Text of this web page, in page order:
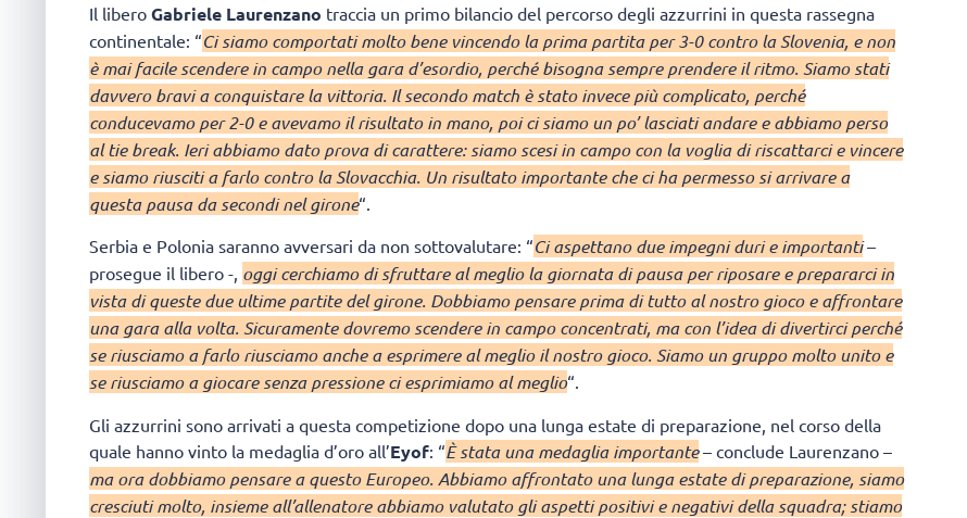
Il libero Gabriele Laurenzano traccia un primo bilancio del percorso degli azzurrini in questa rassegna
continentale: “Ci siamo comportati molto bene vincendo la prima partita per 3-0 contro la Slovenia, e non
è mai facile scendere in campo nella gara d’esordio, perché bisogna sempre prendere il ritmo. Siamo stati
davvero bravi a conquistare la vittoria. Il secondo match è stato invece più complicato, perché
conducevamo per 2-0 e avevamo il risultato in mano, poi ci siamo un po’ lasciati andare e abbiamo perso
al tie break. Ieri abbiamo dato prova di carattere: siamo scesi in campo con la voglia di riscattarci e vincere
e siamo riusciti a farlo contro la Slovacchia. Un risultato importante che ci ha permesso si arrivare a
questa pausa da secondi nel girone“.
Serbia e Polonia saranno avversari da non sottovalutare: “Ci aspettano due impegni duri e importanti–
prosegue il libero -, oggi cerchiamo di sfruttare al meglio la giornata di pausa per riposare e prepararci in
vista di queste due ultime partite del girone. Dobbiamo pensare prima di tutto al nostro gioco e affrontare
una gara alla volta. Sicuramente dovremo scendere in campo concentrati, ma con l’idea di divertirci perché
se riusciamo a farlo riusciamo anche a esprimere al meglio il nostro gioco. Siamo un gruppo molto unito e
se riusciamo a giocare senza pressione ci esprimiamo al meglio“.
Gli azzurrini sono arrivati a questa competizione dopo una lunga estate di preparazione, nel corso della
quale hanno vinto la medaglia d’oro all’Eyof: “È stata una medaglia importante– conclude Laurenzano –
ma ora dobbiamo pensare a questo Europeo. Abbiamo affrontato una lunga estate di preparazione, siamo
cresciuti molto, insieme all’allenatore abbiamo valutato gli aspetti positivi e negativi della squadra; stiamo